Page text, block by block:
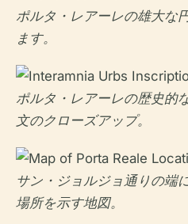
ポルタ・レアーレの雄大な
ます。
ポルタ・レアーレの歴史的
文のクローズアップ。
サン・ジョルジョ通りの端
場所を示す地図。